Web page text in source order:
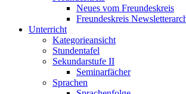
Neues vom Freundeskreis
Freundeskreis
Unterricht
Kategorieansicht
Stundentafel
Sekundarstufe II
Seminarfächer
Sprachen